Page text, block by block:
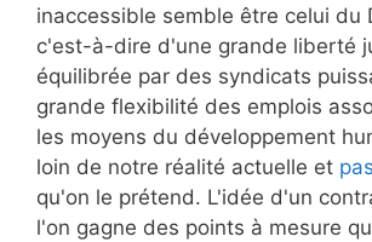
inaccessible semble être celui du
c'est-à-dire d'une grande liberté
équilibrée par des syndicats
grande flexibilité des emplois
les moyens du développement
loin de notre réalité actuelle et
qu'on le prétend. L'idée d'un
l'on gagne des points à mesure